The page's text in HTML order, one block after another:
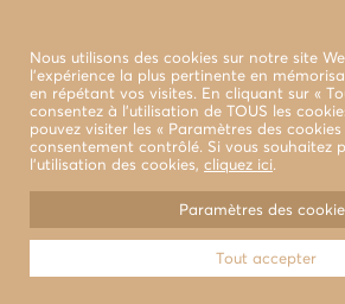
boutiques
livraison
conditions générales
© 2022 LA BENJAMINE Tous droits
Design & Photographies
Nous utilisons des cookies sur notre site
l'expérience la plus pertinente en
en répétant vos visites. En cliquant sur «
consentez à l'utilisation de TOUS les
pouvez visiter les « Paramètres des
consentement contrôlé. Si vous souhaitez
l’utilisation des cookies, cliquez ici.
Paramètres des
Tout accepter